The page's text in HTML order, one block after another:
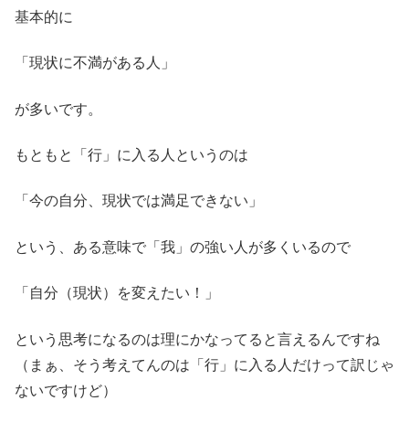
基本的に
「現状に不満がある人」
が多いです。
もともと「行」に入る人というのは
「今の自分、現状では満足できない」
という、ある意味で「我」の強い人が多くいるので
「自分（現状）を変えたい！」
という思考になるのは理にかなってると言えるんですね
（まぁ、そう考えてんのは「行」に入る人だけって訳じゃ
ないですけど）